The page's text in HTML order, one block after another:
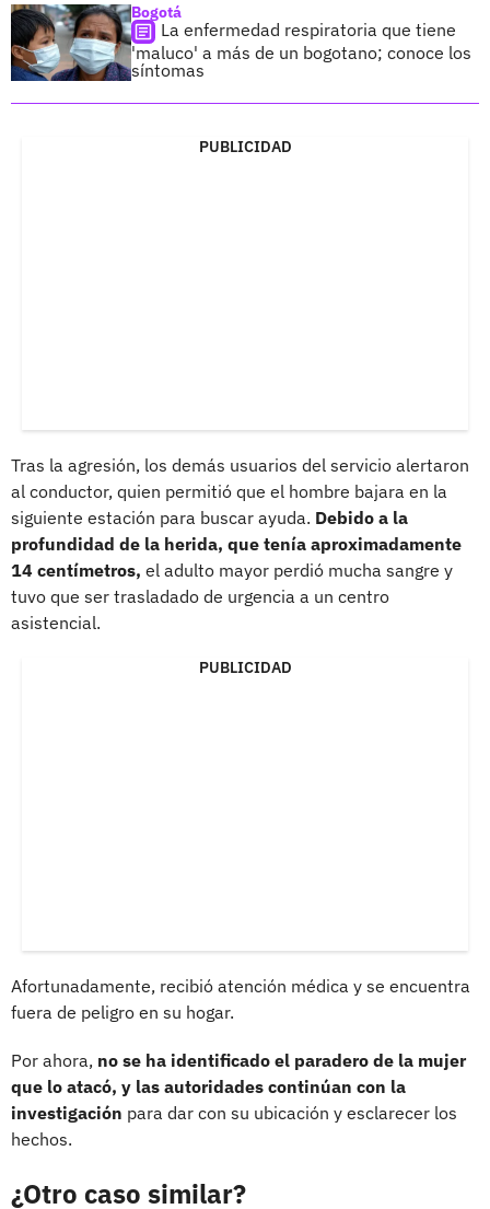
Bogotá
La enfermedad respiratoria que tiene
'maluco' a más de un bogotano; conoce los
síntomas
PUBLICIDAD
Tras la agresión, los demás usuarios del servicio alertaron
al conductor, quien permitió que el hombre bajara en la
siguiente estación para buscar ayuda. Debido a la
profundidad de la herida, que tenía aproximadamente
14 centímetros, el adulto mayor perdió mucha sangre y
tuvo que ser trasladado de urgencia a un centro
asistencial.
PUBLICIDAD
Afortunadamente, recibió atención médica y se encuentra
fuera de peligro en su hogar.
Por ahora, no se ha identificado el paradero de la mujer
que lo atacó, y las autoridades continúan con la
investigación para dar con su ubicación y esclarecer los
hechos.
¿Otro caso similar?